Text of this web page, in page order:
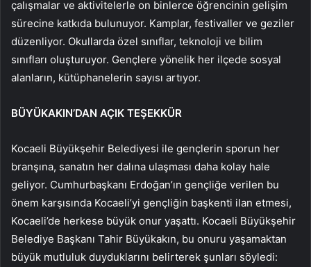
çalışmalar ve aktivitelerle on binlerce öğrencinin gelişim
sürecine katkıda bulunuyor. Kamplar, festivaller ve geziler
düzenliyor. Okullarda özel sınıflar, teknoloji ve bilim
sınıfları oluşturuyor. Gençlere yönelik her ilçede sosyal
alanların, kütüphanelerin sayısı artıyor.
BÜYÜKAKIN’DAN AÇIK TEŞEKKÜR
Kocaeli Büyükşehir Belediyesi ile gençlerin sporun her
branşına, sanatın her dalına ulaşması daha kolay hale
geliyor. Cumhurbaşkanı Erdoğan’ın gençliğe verilen bu
önem karşısında Kocaeli’yi gençliğin başkenti ilan etmesi,
Kocaeli’de herkese büyük onur yaşattı. Kocaeli Büyükşehir
Belediye Başkanı Tahir Büyükakın, bu onuru yaşamaktan
büyük mutluluk duyduklarını belirterek şunları söyledi: